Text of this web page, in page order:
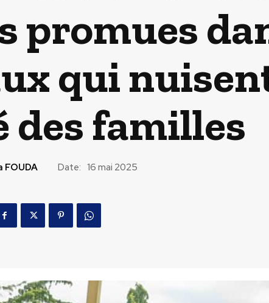
promues
qui
familles
FOUDA Date: 16 mai 2025